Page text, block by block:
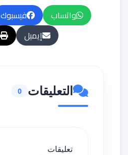
واتساب فيسبوك
إيميل
التعليقات 0
تعليقات